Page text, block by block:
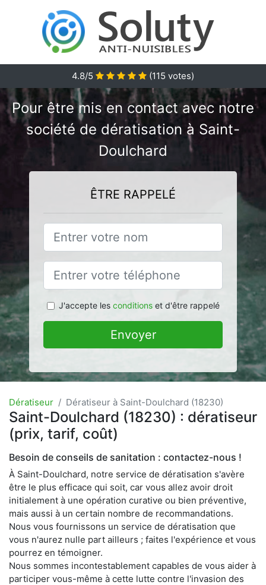
4.8/5 (115 votes)
Pour être mis en contact avec notre
société de dératisation à Saint-
Doulchard
ÊTRE RAPPELÉ
J'accepte les conditionset d'être rappelé
Envoyer
Dératiseur Dératiseur à Saint-Doulchard (18230)
Saint-Doulchard (18230) : dératiseur
(prix, tarif, coût)
Besoin de conseils de sanitation : contactez-nous !
À Saint-Doulchard, notre service de dératisation s'avère
être le plus efficace qui soit, car vous allez avoir droit
initialement à une opération curative ou bien préventive,
mais aussi à un certain nombre de recommandations.
Nous vous fournissons un service de dératisation que
vous n'aurez nulle part ailleurs ; faites l'expérience et vous
pourrez en témoigner.
Nous sommes incontestablement capables de vous aider à
participer vous-même à cette lutte contre l'invasion des